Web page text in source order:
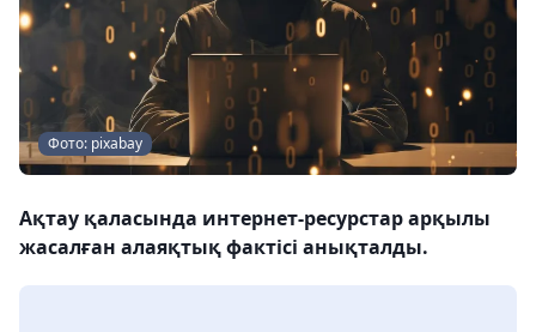
Фото: pixabay
Ақтау қаласында интернет-ресурстар арқылы
жасалған алаяқтық фактісі анықталды.